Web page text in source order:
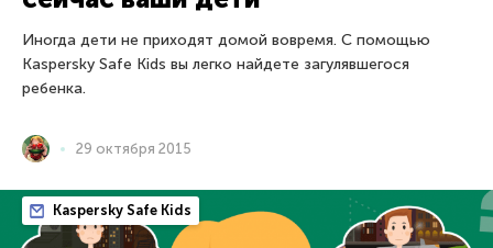
Иногда дети не приходят домой вовремя. С помощью
Kaspersky Safe Kids вы легко найдете загулявшегося
ребенка.
29 октября 2015
Kaspersky Safe Kids